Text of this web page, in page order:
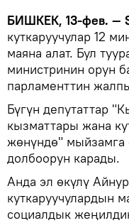
БИШКЕК, 13-фев. —
куткаруучулар 12
маяна алат. Бул
министринин орун
парламенттин
Бүгүн депутаттар
кызматтары жана
жөнүндө" мыйзамга
долбоорун карады.
Анда эл өкүлү
куткаруучулардын
социалдык